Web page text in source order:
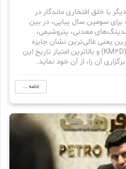
با خلق افتخاری ماندگار در
برای سومین سال پیاپی، در بین
معدنی، پتروشیمی،
یعنی عالی‌ترین نشان جایزه
بین‌المللی مدیریت دانشی (KM4D) و بالاترین امتیاز تاریخ این
آن را، از آن خود نماید.
ادامه ...